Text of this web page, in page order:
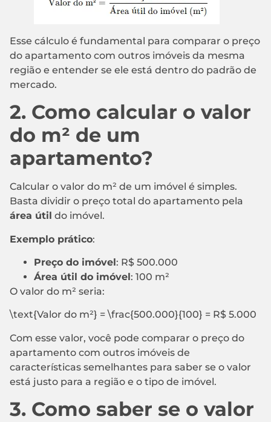
Esse cálculo é fundamental para comparar o preço
do apartamento com outros imóveis da mesma
região e entender se ele está dentro do padrão de
mercado.
2. Como calcular o valor
do m² de um
apartamento?
Calcular o valor do m² de um imóvel é simples.
Basta dividir o preço total do apartamento pela
área útil do imóvel.
Exemplo prático:
Preço do imóvel: R$ 500.000
Área útil do imóvel: 100 m²
O valor do m² seria:
\text{Valor do m²} = \frac{500.000}{100} = R$ 5.000
Com esse valor, você pode comparar o preço do
apartamento com outros imóveis de
características semelhantes para saber se o valor
está justo para a região e o tipo de imóvel.
3. Como saber se o valor